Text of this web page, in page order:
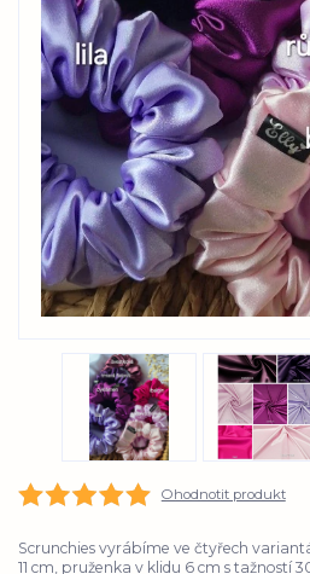
Ohodnotit produkt
Scrunchies vyrábíme ve čtyřech
11 cm, pruženka v klidu 6 cm s tažností